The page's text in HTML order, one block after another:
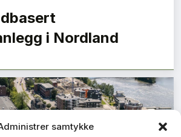
samtykke
i Nordland